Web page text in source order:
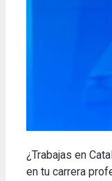
¿Trabajas en
en tu carrera